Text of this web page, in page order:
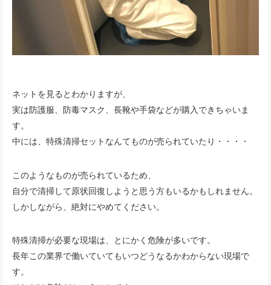
ネットを見るとわかりますが、
実は防護服、防毒マスク、長靴や手袋などが購入できちゃいま
す。
中には、特殊清掃セットなんてものが売られていたり・・・・
このようなものが売られているため、
自分で清掃して原状回復しようと思う方もいるかもしれません。
しかしながら、絶対にやめてください。
特殊清掃が必要な現場は、とにかく危険が多いです。
長年この業界で働いていてもいつどうなるかわからない現場で
す。